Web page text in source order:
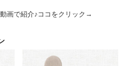
画で紹介♪ココをクリック→